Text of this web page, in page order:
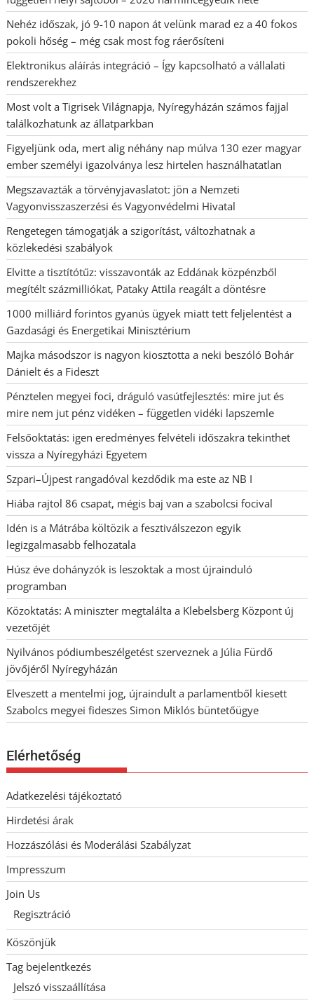
Nehéz időszak, jó 9-10 napon át velünk marad ez a 40 fokos
pokoli hőség – még csak most fog ráerősíteni
Elektronikus aláírás integráció – Így kapcsolható a vállalati
rendszerekhez
Most volt a Tigrisek Világnapja, Nyíregyházán számos fajjal
találkozhatunk az állatparkban
Figyeljünk oda, mert alig néhány nap múlva 130 ezer magyar
ember személyi igazolványa lesz hirtelen használhatatlan
Megszavazták a törvényjavaslatot: jön a Nemzeti
Vagyonvisszaszerzési és Vagyonvédelmi Hivatal
Rengetegen támogatják a szigorítást, változhatnak a
közlekedési szabályok
Elvitte a tisztítótűz: visszavonták az Eddának közpénzből
megítélt százmilliókat, Pataky Attila reagált a döntésre
1000 milliárd forintos gyanús ügyek miatt tett feljelentést a
Gazdasági és Energetikai Minisztérium
Majka másodszor is nagyon kiosztotta a neki beszóló Bohár
Dánielt és a Fideszt
Pénztelen megyei foci, dráguló vasútfejlesztés: mire jut és
mire nem jut pénz vidéken – független vidéki lapszemle
Felsőoktatás: igen eredményes felvételi időszakra tekinthet
vissza a Nyíregyházi Egyetem
Szpari–Újpest rangadóval kezdődik ma este az NB I
Hiába rajtol 86 csapat, mégis baj van a szabolcsi focival
Idén is a Mátrába költözik a fesztiválszezon egyik
legizgalmasabb felhozatala
Húsz éve dohányzók is leszoktak a most újrainduló
programban
Közoktatás: A miniszter megtalálta a Klebelsberg Központ új
vezetőjét
Nyilvános pódiumbeszélgetést szerveznek a Júlia Fürdő
jövőjéről Nyíregyházán
Elveszett a mentelmi jog, újraindult a parlamentből kiesett
Szabolcs megyei fideszes Simon Miklós büntetőügye
Elérhetőség
Adatkezelési tájékoztató
Hirdetési árak
Hozzászólási és Moderálási Szabályzat
Impresszum
Join Us
Regisztráció
Köszönjük
Tag bejelentkezés
Jelszó visszaállítása